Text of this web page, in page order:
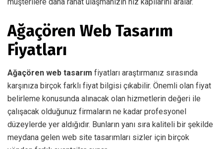
Ağaçören Web Tasarım
Fiyatları
Ağaçören web tasarım fiyatları araştırmanız sırasında
karşınıza birçok farklı fiyat bilgisi çıkabilir. Önemli olan fiyat
belirleme konusunda alınacak olan hizmetlerin değeri ile
çalışacak olduğunuz firmaların ne kadar profesyonel
düzeylerde yer aldığıdır. Bunların yanı sıra kaliteli bir şekilde
meydana gelen web site tasarımları sizler için birçok